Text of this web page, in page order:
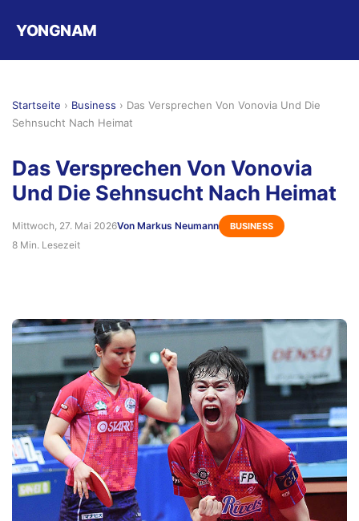
YONGNAM
Startseite › Business › Das Versprechen Von Vonovia Und Die
Sehnsucht Nach Heimat
Das Versprechen Von Vonovia
Und Die Sehnsucht Nach Heimat
Mittwoch, 27. Mai 2026Von Markus Neumann BUSINESS
8 Min. Lesezeit